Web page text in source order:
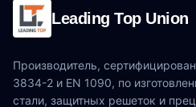
Leading Top Union
Производитель,
3834-2 и EN 1090, по
стали, защитных решеток и